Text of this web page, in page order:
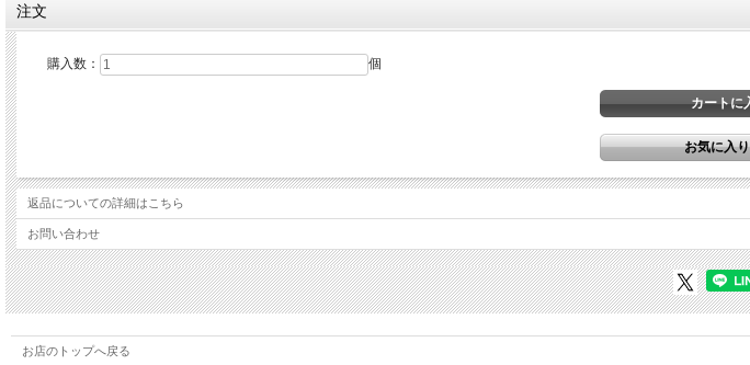
注文
購入数： 個
返品についての詳細はこちら
お問い合わせ
お店のトップへ戻る